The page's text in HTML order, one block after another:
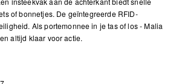
of bonnetjes. De geïntegreerde RFID-
Als portemonnee in je tas of los - Malia
altijd klaar voor actie.